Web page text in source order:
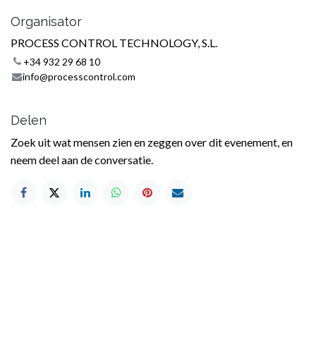
Organisator
PROCESS CONTROL TECHNOLOGY, S.L.
+34 932 29 68 10
info@processcontrol.com
Delen
Zoek uit wat mensen zien en zeggen over dit evenement, en
neem deel aan de conversatie.